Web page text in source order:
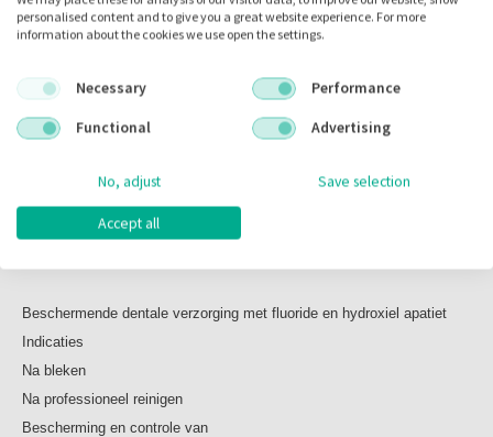
Voorraad:
Omschrijving
Beschermende dentale verzorging met fluoride en hydroxiel apatiet
Indicaties
Na bleken
Na professioneel reinigen
Bescherming en controle van
personalised content and to give you a great website experience. For more
information about the cookies we use open the settings.
Necessary
Performance
Functional
Advertising
No, adjust Save selection
Accept all